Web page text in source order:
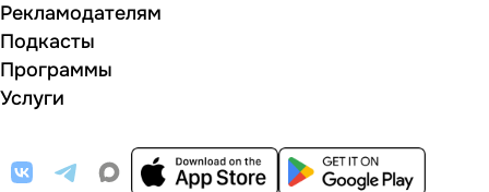
Рекламодателям
Подкасты
Программы
Услуги